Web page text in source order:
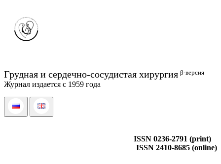
Грудная и сердечно-сосудистая хирургия β-версия
Журнал издается с 1959 года
ISSN 0236-2791 (print)
ISSN 2410-8685 (online)